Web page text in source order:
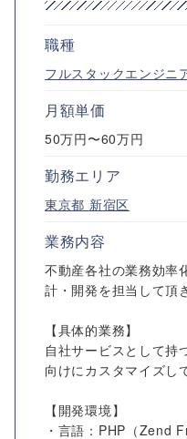
職種
フルスタックエンジニ
月額単価
50万円〜60万円
勤務エリア
東京都 新宿区
業務内容
不動産各社の業務効率
計・開発を担当して頂
【具体的業務】
自社サービスとして持
向けにカスタマイズし
【開発環境】
・言語：PHP（Zend